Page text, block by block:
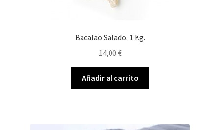
Bacalao Salado. 1 Kg.
14,00 €
Añadir al carrito